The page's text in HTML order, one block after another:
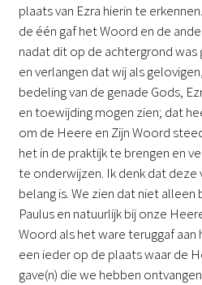
plaats van Ezra hierin te
de één gaf het Woord en de
nadat dit op de achtergrond was
en verlangen dat wij als
bedeling van de genade Gods,
en toewijding mogen zien; dat
om de Heere en Zijn Woord
het in de praktijk te brengen en
te onderwijzen. Ik denk dat deze
belang is. We zien dat niet alleen
Paulus en natuurlijk bij onze
Woord als het ware teruggaf
een ieder op de plaats waar de
gave(n) die we hebben